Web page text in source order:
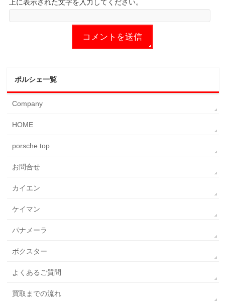
上に表示された文字を入力してください。
ポルシェ一覧
Company
HOME
porsche top
お問合せ
カイエン
ケイマン
パナメーラ
ボクスター
よくあるご質問
買取までの流れ